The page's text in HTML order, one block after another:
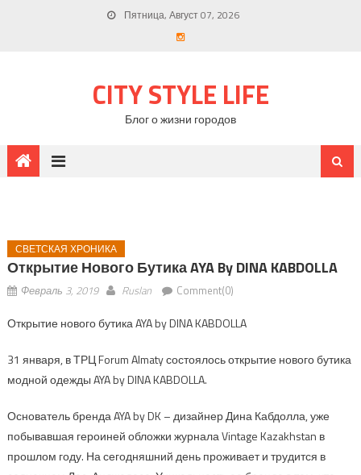
Пятница, Август 07, 2026
CITY STYLE LIFE
Блог о жизни городов
СВЕТСКАЯ ХРОНИКА
Открытие Нового Бутика AYA By DINA KABDOLLA
Февраль 3, 2019 Ruslan Comment(0)
Открытие нового бутика AYA by DINA KABDOLLA
31 января, в ТРЦ Forum Almaty состоялось открытие нового бутика
модной одежды AYA by DINA KABDOLLA.
Основатель бренда AYA by DK – дизайнер Дина Кабдолла, уже
побывавшая героиней обложки журнала Vintage Kazakhstan в
прошлом году. На сегодняшний день проживает и трудится в